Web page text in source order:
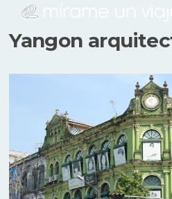
Yangon